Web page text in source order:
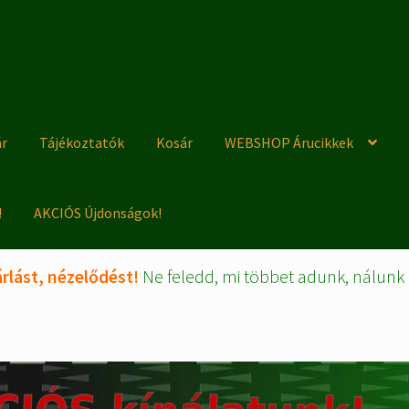
Tájékoztatók Kosár WEBSHOP Árucikkek
AKCIÓS Újdonságok!
nézelődést! Ne feledd, mi többet adunk,